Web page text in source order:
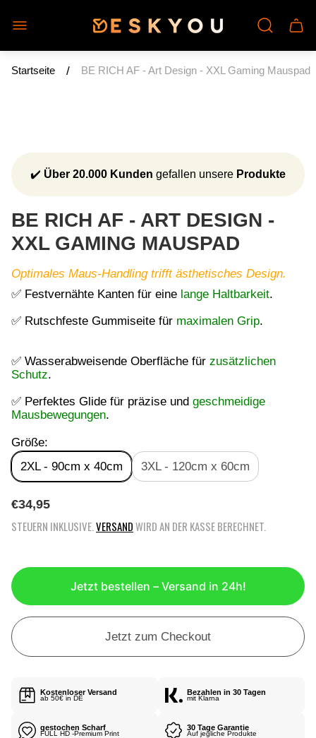
Laden-
Logo"
Startseite / BE RICH AF - Art Design - XXL Gaming Mauspad
✔️ Über 20.000 Kunden gefallen unsere Produkte
BE RICH AF - ART DESIGN -
XXL GAMING MAUSPAD
Optimales Maus-Handling trifft ästhetisches Design.
✅ Festvernähte Kanten für eine lange Haltbarkeit.
✅ Rutschfeste Gummiseite für maximalen Grip.
✅ Wasserabweisende Oberfläche für zusätzlichen
Schutz.
✅ Perfektes Glide für präzise und geschmeidige
Mausbewegungen.
Größe:
2XL - 90cm x 40cm
3XL - 120cm x 60cm
R
G
Ä
R
R
P
R
€34,95
STEUERN INKLUSIVE. VERSANDWIRD AN DER KASSE BERECHNET.
Jetzt bestellen – Versand in 24h!
Jetzt zum Checkout
Kostenloser Versand
ab 50€ in DE
Bezahlen in 30 Tagen
mit Klarna
gestochen Scharf
FULL HD -Premium Print
30 Tage Garantie
Auf jegliche Produkte